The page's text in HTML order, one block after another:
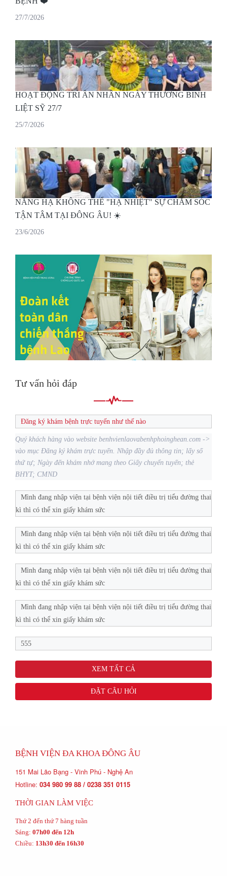
27/7/2026
HOẠT ĐỘNG TRI ÂN NHÂN NGÀY THƯƠNG BINH
LIỆT SỸ 27/7
25/7/2026
NẮNG HẠ KHÔNG THỂ "HẠ NHIỆT" SỰ CHĂM SÓC
TẬN TÂM TẠI ĐÔNG ÂU! ☀️
23/6/2026
Tư vấn hỏi đáp
Đăng ký khám bệnh trực tuyến như thế nào
Quý khách hàng vào website benhvienlaovabenhphoinghean.com ->
vào mục Đăng ký khám trực tuyến. Nhập đầy đủ thông tin; lấy số
thứ tự; Ngày đến khám nhớ mang theo Giấy chuyển tuyến; thẻ
BHYT; CMND
Mình đang nhập viện tại bệnh viện nội tiết điều trị tiểu đường thai
kì thì có thể xin giấy khám sức
Mình đang nhập viện tại bệnh viện nội tiết điều trị tiểu đường thai
kì thì có thể xin giấy khám sức
Mình đang nhập viện tại bệnh viện nội tiết điều trị tiểu đường thai
kì thì có thể xin giấy khám sức
Mình đang nhập viện tại bệnh viện nội tiết điều trị tiểu đường thai
kì thì có thể xin giấy khám sức
555
XEM TẤT CẢ
ĐẶT CÂU HỎI
BỆNH VIỆN ĐA KHOA ĐÔNG ÂU
151 Mai Lão Bạng - Vinh Phú - Nghệ An
Hotline: 034 980 99 88 / 0238 351 0115
THỜI GIAN LÀM VIỆC
Thứ 2 đến thứ 7 hàng tuần
Sáng: 07h00 đến 12h
Chiều: 13h30 đến 16h30